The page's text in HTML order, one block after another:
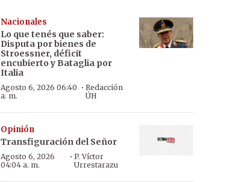
Nacionales
Lo que tenés que saber:
Disputa por bienes de
Stroessner, déficit
encubierto y Bataglia por
Italia
Agosto 6, 2026 06:40
a. m.
· Redacción
ÚH
Opinión
Transfiguración del Señor
Agosto 6, 2026
04:04 a. m.
· P. Víctor
Urrestarazu